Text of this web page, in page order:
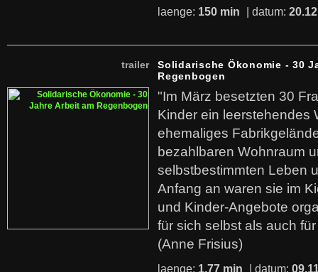
laenge: 150 min | datum:
trailer
Solidarische Ökonomie - 30
Regenbogen
"Im März besetzten 30
Kinder ein leerstehendes
ehemaliges
bezahlbaren Wohnraum
selbstbestimmten Leben
Anfang an waren sie im
und Kinder-Angebote
für sich selbst als auch
(Anne Frisius)
laenge: 1,77 min | datum: